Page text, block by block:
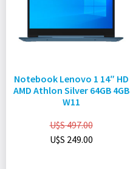
Notebook Lenovo 1 14″ HD
AMD Athlon Silver 64GB 4GB
W11
U$S497.00
U$S 249.00